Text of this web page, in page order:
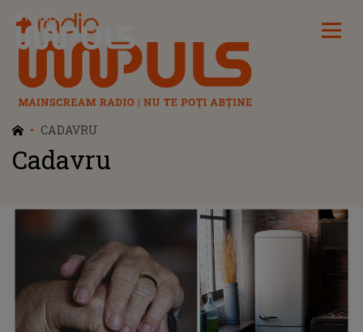
Radio Impuls
CADAVRU
Cadavru